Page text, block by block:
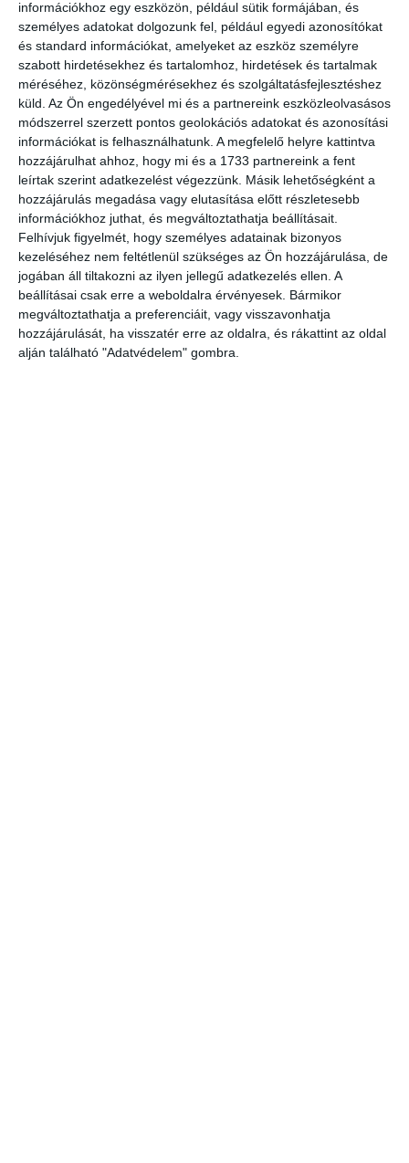
információkhoz egy eszközön, például sütik formájában, és
személyes adatokat dolgozunk fel, például egyedi azonosítókat
és standard információkat, amelyeket az eszköz személyre
szabott hirdetésekhez és tartalomhoz, hirdetések és tartalmak
méréséhez, közönségmérésekhez és szolgáltatásfejlesztéshez
küld. Az Ön engedélyével mi és a partnereink eszközleolvasásos
módszerrel szerzett pontos geolokációs adatokat és azonosítási
információkat is felhasználhatunk. A megfelelő helyre kattintva
hozzájárulhat ahhoz, hogy mi és a 1733 partnereink a fent
leírtak szerint adatkezelést végezzünk. Másik lehetőségként a
hozzájárulás megadása vagy elutasítása előtt részletesebb
információkhoz juthat, és megváltoztathatja beállításait.
Felhívjuk figyelmét, hogy személyes adatainak bizonyos
kezeléséhez nem feltétlenül szükséges az Ön hozzájárulása, de
jogában áll tiltakozni az ilyen jellegű adatkezelés ellen. A
beállításai csak erre a weboldalra érvényesek. Bármikor
megváltoztathatja a preferenciáit, vagy visszavonhatja
hozzájárulását, ha visszatér erre az oldalra, és rákattint az oldal
alján található "Adatvédelem" gombra.
Birka csülök erőleves kasmíri
chilivel, gyömbérrel,
fokhagymával és aromás
fűszerekkel.
BOMBAY SEAFOOD CHOWDER
(S)
4.500 FT / 13 €
Tenger gyümölcsei leves
paradicsommal, fokhagymával és
kókusztejjel.